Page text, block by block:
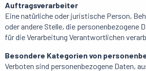
Auftragsverarbeiter
Eine natürliche oder juristische Person,
oder andere Stelle, die personenbezogene
für die Verarbeitung Verantwortlichen
Besondere Kategorien von
Verboten sind personenbezogene Daten,